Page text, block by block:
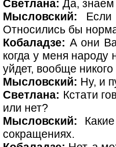
Светлана: Да,
Мысловский: Если
Относились бы
Кобаладзе: А они
когда у меня народу
уйдет, вообще
Мысловский: Ну, и
Светлана: Кстати
или нет?
Мысловский:
сокращениях.